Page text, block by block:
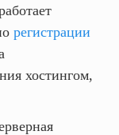
регистрации
хостингом,